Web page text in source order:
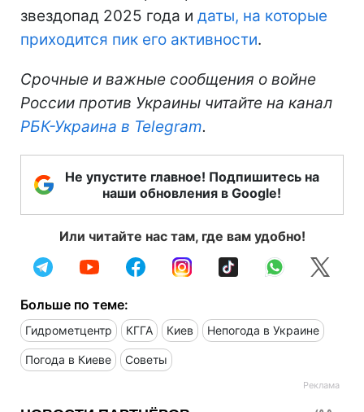
звездопад 2025 года и даты, на которые
приходится пик его активности.
Срочные и важные сообщения о войне
России против Украины читайте на канал
РБК-Украина в Telegram.
Не упустите главное! Подпишитесь на
наши обновления в Google!
Или читайте нас там, где вам удобно!
Больше по теме:
Гидрометцентр КГГА Киев Непогода в Украине
Погода в Киеве Советы